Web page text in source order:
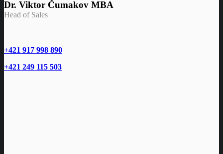
Dr. Viktor Čumakov MBA
Head of Sales
+421 917 998 890
+421 249 115 503